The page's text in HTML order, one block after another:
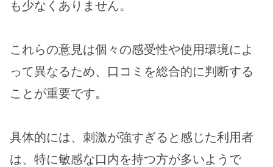
も少なくありません。
これらの意見は個々の感受性や使用環境によ
って異なるため、口コミを総合的に判断する
ことが重要です。
具体的には、刺激が強すぎると感じた利用者
は、特に敏感な口内を持つ方が多いようで